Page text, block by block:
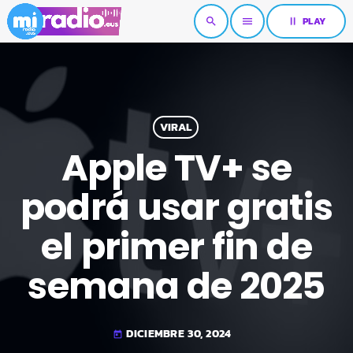
search menu pause PLAY
VIRAL
Apple TV+ se
podrá usar gratis
el primer fin de
semana de 2025
today DICIEMBRE 30, 2024